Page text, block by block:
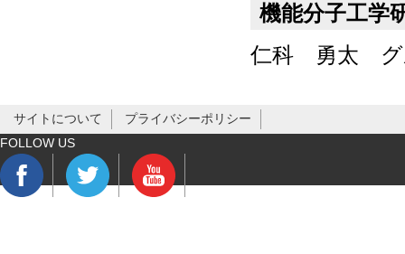
機能分子工学
仁科 勇太 グ
サイトについて
プライバシーポリシー
FOLLOW US